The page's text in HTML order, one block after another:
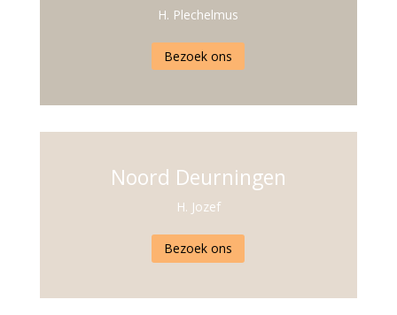
H. Plechelmus
Bezoek ons
Noord Deurningen
H. Jozef
Bezoek ons